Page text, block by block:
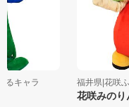
るキャラ 福井県|花咲
花咲みの